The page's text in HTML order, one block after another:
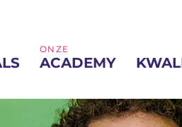
ONZE
ACADEMY